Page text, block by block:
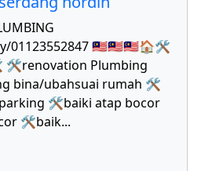
01123552847 🇲🇾🇲🇾🇲🇾🏠🛠
Plumbing
bina/ubahsuai rumah 🛠
🛠baiki atap bocor
🛠baik...